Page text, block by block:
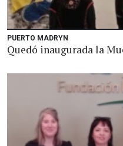
PUERTO MADRYN
Quedó inaugurada la